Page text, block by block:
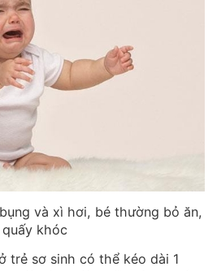
và xì hơi, bé thường bỏ ăn,
quấy khóc
trẻ sơ sinh có thể kéo dài 1